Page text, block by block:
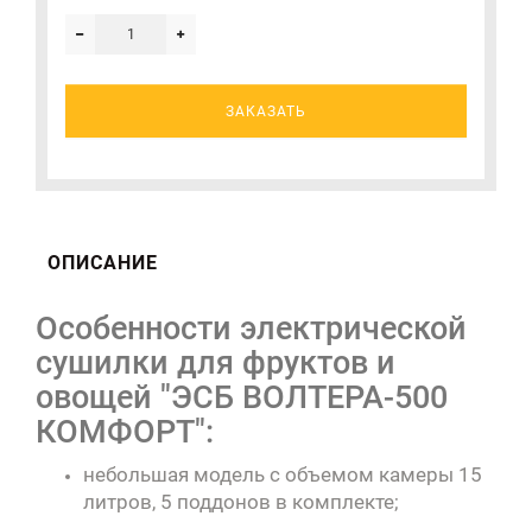
ЗАКАЗАТЬ
ОПИСАНИЕ
Особенности электрической
сушилки для фруктов и
овощей "ЭСБ ВОЛТЕРА-500
КОМФОРТ":
небольшая модель с объемом камеры 15
литров, 5 поддонов в комплекте;